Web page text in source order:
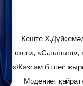
Кеште
екен», «Сағыныш»,
«Жазсам бітпес
Мәдениет